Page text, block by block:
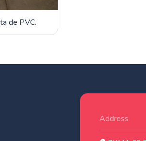
de PVC.
Address